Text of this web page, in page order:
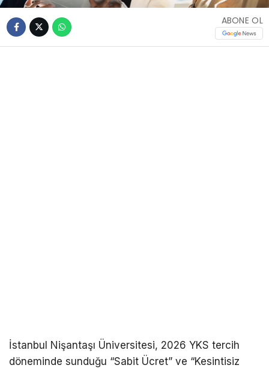
ABONE OL
İstanbul Nişantaşı Üniversitesi, 2026 YKS tercih
döneminde sunduğu “Sabit Ücret” ve “Kesintisiz